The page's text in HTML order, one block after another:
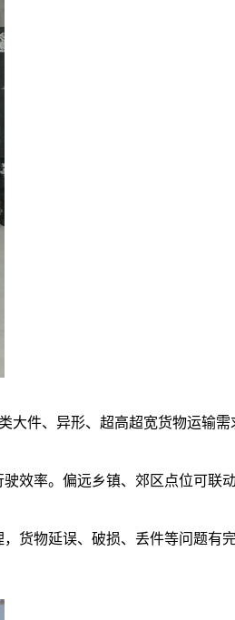
件、异形、超高超宽货物运输
效率。偏远乡镇、郊区点位可联
货物延误、破损、丢件等问题有